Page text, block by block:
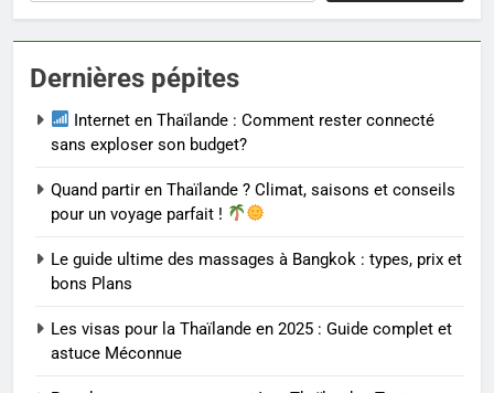
Dernières pépites
Internet en Thaïlande : Comment rester connecté
sans exploser son budget?
Quand partir en Thaïlande ? Climat, saisons et conseils
pour un voyage parfait !
Le guide ultime des massages à Bangkok : types, prix et
bons Plans
Les visas pour la Thaïlande en 2025 : Guide complet et
astuce Méconnue